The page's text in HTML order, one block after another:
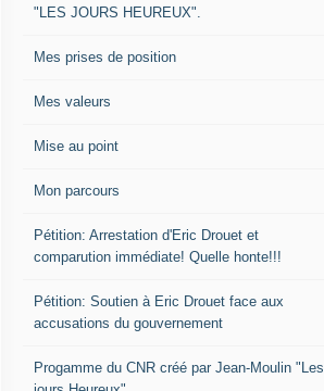
"LES JOURS HEUREUX".
Mes prises de position
Mes valeurs
Mise au point
Mon parcours
Pétition: Arrestation d'Eric Drouet et
comparution immédiate! Quelle honte!!!
Pétition: Soutien à Eric Drouet face aux
accusations du gouvernement
Progamme du CNR créé par Jean-Moulin "Les